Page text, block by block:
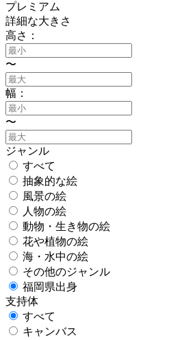
プレミアム
詳細な大きさ
高さ：
〜
幅：
〜
ジャンル
すべて
抽象的な絵
風景の絵
人物の絵
動物・生き物の絵
花や植物の絵
海・水中の絵
その他のジャンル
福岡県出身
支持体
すべて
キャンバス